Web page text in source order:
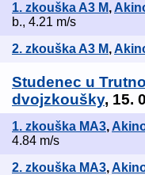
1. zkouška A3 M,
b., 4.21 m/s
2. zkouška A3 M,
Studenec u
dvojzkoušky, 15.
1. zkouška MA3,
4.84 m/s
2. zkouška MA3,